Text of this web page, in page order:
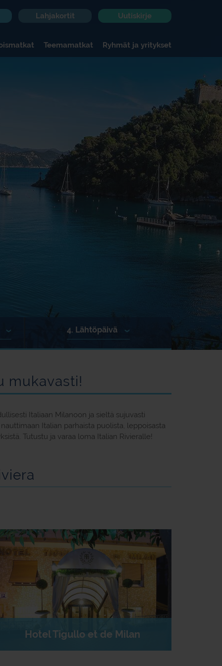
Lahjakortit Uutiskirje
Teemamatkat Ryhmät ja yritykset
4. Lähtöpäivä
mukavasti!
Italiaan Milanoon ja sieltä sujuvasti
Italian parhaista puolista, leppoisasta
Tutustu ja varaa loma Italian Rivieralle!
Hotel Tigullo et de Milan